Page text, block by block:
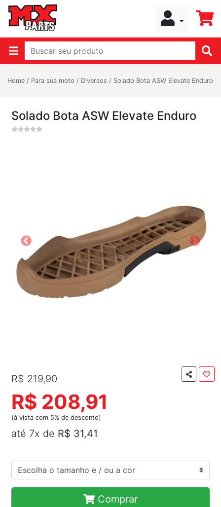
Home / Para sua moto / Diversos / Solado Bota ASW Elevate Enduro
Solado Bota ASW Elevate Enduro
R$ 219,90
R$ 208,91
(à vista com 5% de desconto)
até 7x de R$ 31,41
Comprar